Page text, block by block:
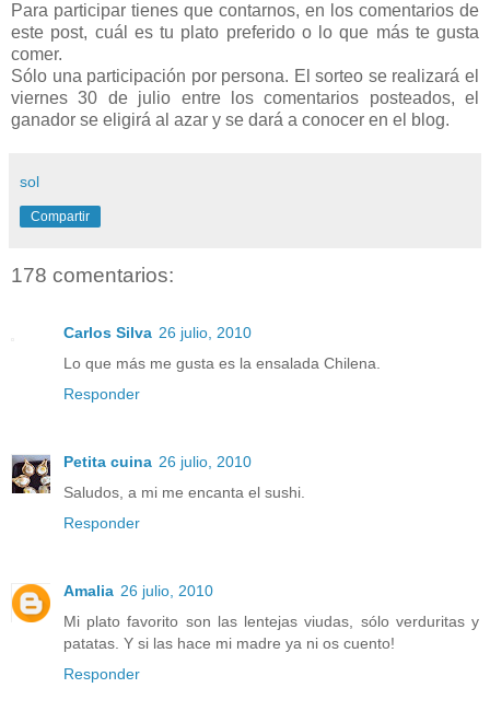
Para participar tienes que contarnos, en los comentarios de
este post, cuál es tu plato preferido o lo que más te gusta
comer.
Sólo una participación por persona. El sorteo se realizará el
viernes 30 de julio entre los comentarios posteados, el
ganador se eligirá al azar y se dará a conocer en el blog.
sol
Compartir
178 comentarios:
Carlos Silva 26 julio, 2010
Lo que más me gusta es la ensalada Chilena.
Responder
Petita cuina 26 julio, 2010
Saludos, a mi me encanta el sushi.
Responder
Amalia 26 julio, 2010
Mi plato favorito son las lentejas viudas, sólo verduritas y
patatas. Y si las hace mi madre ya ni os cuento!
Responder